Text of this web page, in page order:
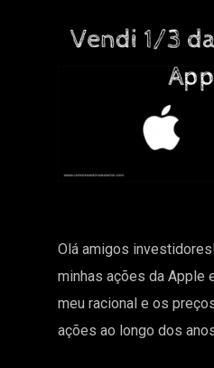
Olá amigos
minhas ações da Apple
meu racional e os
ações ao longo dos